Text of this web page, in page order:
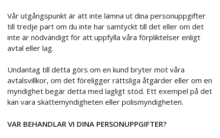
Vår utgångspunkt är att inte lämna ut dina personuppgifter
till tredje part om du inte har samtyckt till det eller om det
inte är nödvändigt för att uppfylla våra förpliktelser enligt
avtal eller lag.
Undantag till detta görs om en kund bryter mot våra
avtalsvillkor, om det föreligger rättsliga åtgärder eller om en
myndighet begär detta med lagligt stöd. Ett exempel på det
kan vara skattemyndigheten eller polismyndigheten.
VAR BEHANDLAR VI DINA PERSONUPPGIFTER?